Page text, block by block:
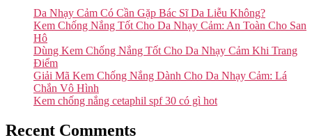
Da Nhạy Cảm Có Cần Gặp Bác Sĩ Da Liễu Không?
Kem Chống Nắng Tốt Cho Da Nhạy Cảm: An Toàn Cho San
Hô
Dùng Kem Chống Nắng Tốt Cho Da Nhạy Cảm Khi Trang
Điểm
Giải Mã Kem Chống Nắng Dành Cho Da Nhạy Cảm: Lá
Chắn Vô Hình
Kem chống nắng cetaphil spf 30 có gì hot
Recent Comments